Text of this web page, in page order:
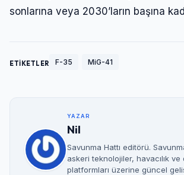
sonlarına veya 2030’ların başına
ETİKETLER F-35 MiG-41
YAZAR
Nil
Savunma Hattı editörü.
askeri teknolojiler, havacılık ve
platformları üzerine güncel